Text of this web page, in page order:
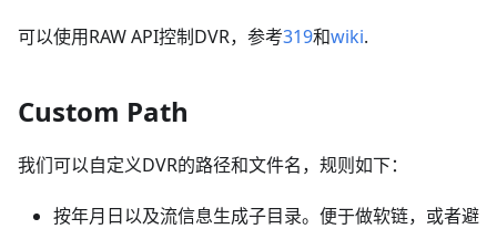
可以使用RAW API控制DVR，参考319和wiki.
Custom Path
我们可以自定义DVR的路径和文件名，规则如下：
按年月日以及流信息生成子目录。便于做软链，或者避